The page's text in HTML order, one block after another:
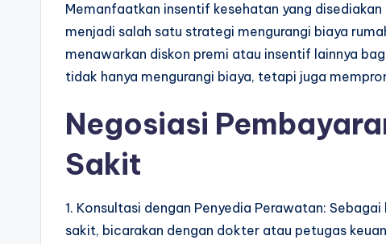
Memanfaatkan insentif kesehatan yang
menjadi salah satu strategi mengurangi biaya
menawarkan diskon premi atau insentif lainnya
tidak hanya mengurangi biaya, tetapi juga
Negosiasi
Sakit
1. Konsultasi dengan Penyedia Perawatan:
sakit, bicarakan dengan dokter atau petugas